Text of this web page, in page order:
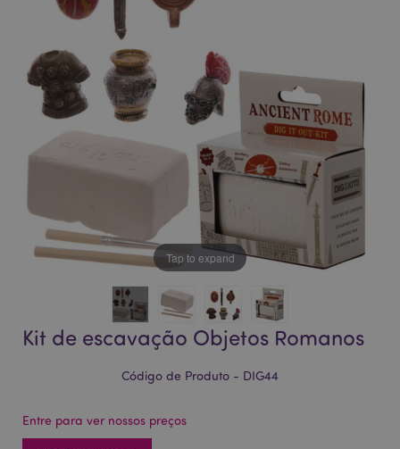
imagens
imagens
Tap to expand
Kit de escavação Objetos Romanos
Código de Produto - DIG44
Entre para ver nossos preços